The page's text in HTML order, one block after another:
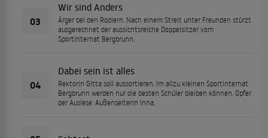
03
Wir sind Anders
Ärger bei den Rodlern. Nach einem Streit unter Freunden stürzt
ausgerechnet der aussichtsreiche Doppelsitzer vom
Sportinternat Bergbrunn.
04
Dabei sein ist alles
Rektorin Gitta soll aussortieren. Im allzu kleinen Sportinternat
Bergbrunn werden nur die besten Schüler bleiben können. Opfer
der Auslese: Außenseiterin Inna.